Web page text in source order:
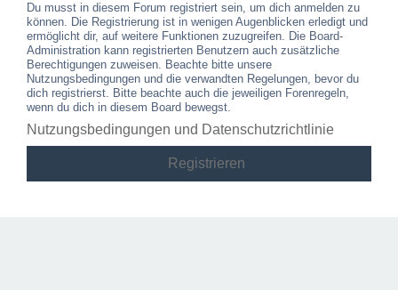
Du musst in diesem Forum registriert sein, um dich anmelden zu
können. Die Registrierung ist in wenigen Augenblicken erledigt und
ermöglicht dir, auf weitere Funktionen zuzugreifen. Die Board-
Administration kann registrierten Benutzern auch zusätzliche
Berechtigungen zuweisen. Beachte bitte unsere
Nutzungsbedingungen und die verwandten Regelungen, bevor du
dich registrierst. Bitte beachte auch die jeweiligen Forenregeln,
wenn du dich in diesem Board bewegst.
Nutzungsbedingungen und Datenschutzrichtlinie
Registrieren